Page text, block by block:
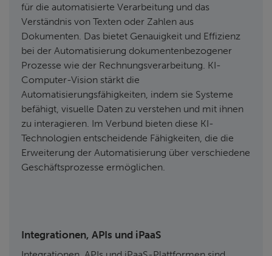
für die automatisierte Verarbeitung und das
Verständnis von Texten oder Zahlen aus
Dokumenten. Das bietet Genauigkeit und Effizienz
bei der Automatisierung dokumentenbezogener
Prozesse wie der Rechnungsverarbeitung. KI-
Computer-Vision stärkt die
Automatisierungsfähigkeiten, indem sie Systeme
befähigt, visuelle Daten zu verstehen und mit ihnen
zu interagieren. Im Verbund bieten diese KI-
Technologien entscheidende Fähigkeiten, die die
Erweiterung der Automatisierung über verschiedene
Geschäftsprozesse ermöglichen.
Integrationen, APIs und iPaaS